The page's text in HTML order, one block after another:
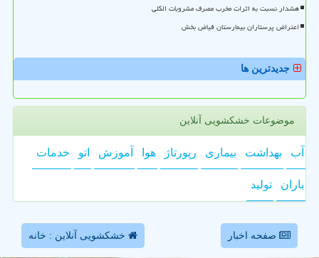
هشدار نسبت به اثرات مخرب مصرف مشروبات الکلی
اعتراض پرستاران بیمارستان فیاض بخش
جدیدترین ها
موضوعات خشکشویی آنلاین
آب بهداشت بیماری رپورتاژ هوا آموزش اتو خدمات
باران تولید
صفحه اخبار خشکشویی آنلاین : خانه